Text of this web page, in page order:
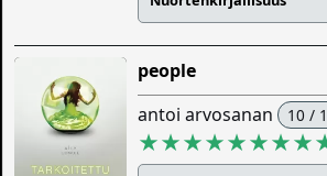
people
antoi arvosanan 10 /